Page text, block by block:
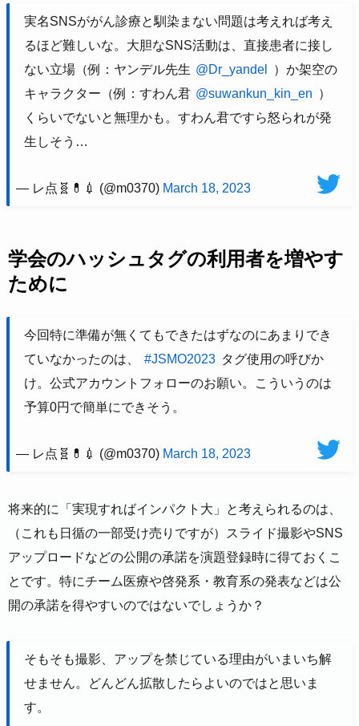
実名SNSががん診療と馴染まない問題は考えれば考え
るほど難しいな。大胆なSNS活動は、直接患者に接し
ない立場（例：ヤンデル先生 @Dr_yandel
）か架空の
キャラクター（例：すわん君 @suwankun_kin_en ）
くらいでないと無理かも。すわん君ですら怒られが発
生しそう…
— レ点🧬💊💉 (@m0370) March 18, 2023
学会のハッシュタグの利用者を増やす
ために
今回特に準備が無くてもできたはずなのにあまりでき
ていなかったのは、
#JSMO2023 タグ使用の呼びか
け。公式アカウントフォローのお願い。こういうのは
予算0円で簡単にできそう。
— レ点🧬💊💉 (@m0370) March 18, 2023
将来的に「実現すればインパクト大」と考えられるのは、
（これも日循の一部受け売りですが）スライド撮影やSNS
アップロードなどの公開の承諾を演題登録時に得ておくこ
とです。特にチーム医療や啓発系・教育系の発表などは公
開の承諾を得やすいのではないでしょうか？
そもそも撮影、アップを禁じている理由がいまいち解
せません。どんどん拡散したらよいのではと思いま
す。